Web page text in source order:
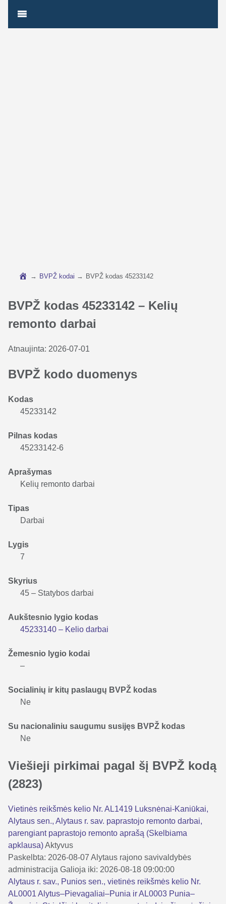
→ BVPŽ kodai → BVPŽ kodas 45233142
BVPŽ kodas 45233142 – Kelių
remonto darbai
Atnaujinta: 2026-07-01
BVPŽ kodo duomenys
Kodas
45233142
Pilnas kodas
45233142-6
Aprašymas
Kelių remonto darbai
Tipas
Darbai
Lygis
7
Skyrius
45 – Statybos darbai
Aukštesnio lygio kodas
45233140 – Kelio darbai
Žemesnio lygio kodai
–
Socialinių ir kitų paslaugų BVPŽ kodas
Ne
Su nacionaliniu saugumu susijęs BVPŽ kodas
Ne
Viešieji pirkimai pagal šį BVPŽ kodą
(2823)
Vietinės reikšmės kelio Nr. AL1419 Luksnėnai-Kaniūkai,
Alytaus sen., Alytaus r. sav. paprastojo remonto darbai,
parengiant paprastojo remonto aprašą (Skelbiama
apklausa)Aktyvus
Paskelbta: 2026-08-07 Alytaus rajono savivaldybės
administracija Galioja iki: 2026-08-18 09:00:00
Alytaus r. sav., Punios sen., vietinės reikšmės kelio Nr.
AL0001 Alytus–Pievagaliai–Punia ir AL0003 Punia–